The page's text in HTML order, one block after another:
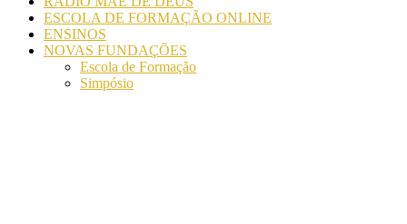
ESCOLA DE FORMAÇÃO ONLINE
ENSINOS
NOVAS FUNDAÇÕES
Escola de Formação
Simpósio